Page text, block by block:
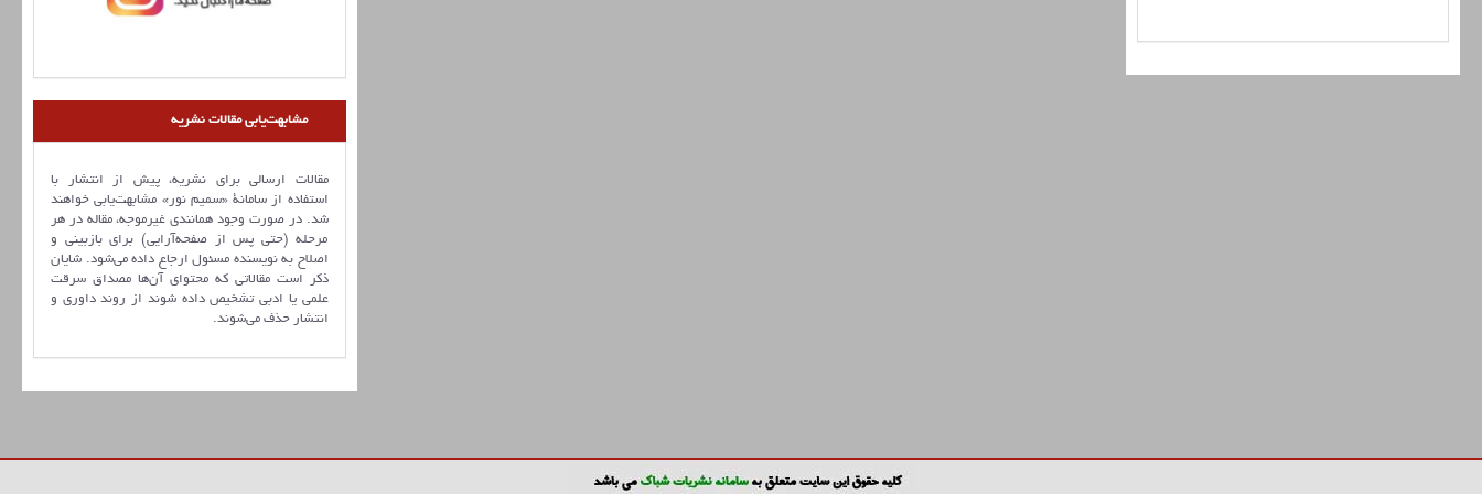
مشابهت‌یابی مقالات نشریه
مقالات ارسالی برای نشریه، پیش از انتشار با
استفاده از سامانۀ «سمیم نور» مشابهت‌یابی خواهند
شد. در صورت وجود همانندی غیرموجه، مقاله در هر
مرحله (حتی پس از صفحه‌آرایی) برای بازبینی و
اصلاح به نویسنده مسئول ارجاع داده می‌شود. شایان
ذکر است مقالاتی که محتوای آن‌ها مصداق سرقت
علمی یا ادبی تشخیص داده شوند از روند داوری و
انتشار حذف می‌شوند.